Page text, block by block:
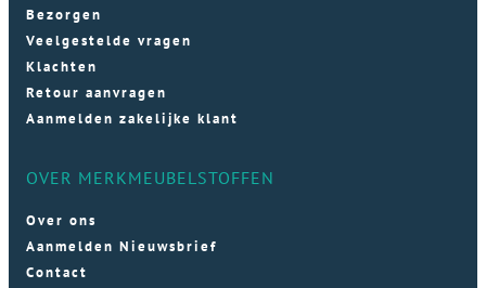
Bezorgen
Veelgestelde vragen
Klachten
Retour aanvragen
Aanmelden zakelijke klant
OVER MERKMEUBELSTOFFEN
Over ons
Aanmelden Nieuwsbrief
Contact